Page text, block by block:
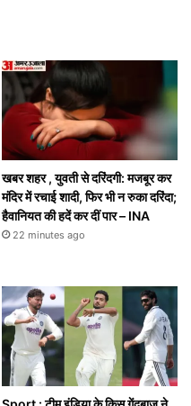
खबर शहर , युवती से दरिंदगी: मजबूर कर
मंदिर में रचाई शादी, फिर भी न रुका दरिंदा;
हैवानियत की हदें कर दीं पार – INA
22 minutes ago